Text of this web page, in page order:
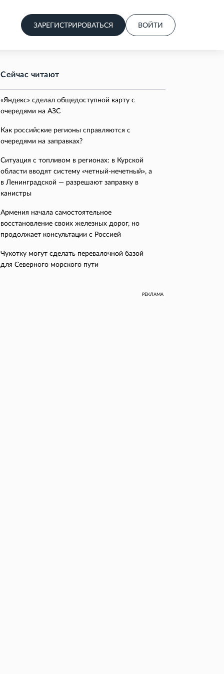
ЗАРЕГИСТРИРОВАТЬСЯ ВОЙТИ
Сейчас читают
«Яндекс» сделал общедоступной карту с
очередями на АЗС
Как российские регионы справляются с
очередями на заправках?
Ситуация с топливом в регионах: в Курской
области вводят систему «четный-нечетный», а
в Ленинградской — разрешают заправку в
канистры
Армения начала самостоятельное
восстановление своих железных дорог, но
продолжает консультации с Россией
Чукотку могут сделать перевалочной базой
для Северного морского пути
РЕКЛАМА